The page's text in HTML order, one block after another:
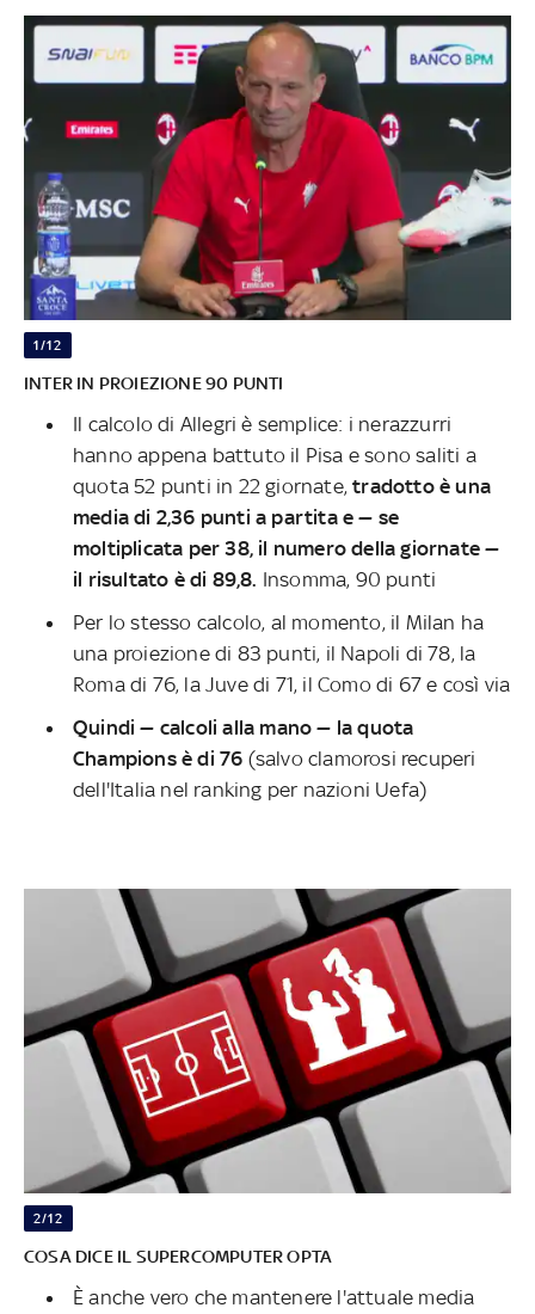
1/12
INTER IN PROIEZIONE 90 PUNTI
Il calcolo di Allegri è semplice: i nerazzurri
hanno appena battuto il Pisa e sono saliti a
quota 52 punti in 22 giornate, tradotto è una
media di 2,36 punti a partita e — se
moltiplicata per 38, il numero della giornate —
il risultato è di 89,8. Insomma, 90 punti
Per lo stesso calcolo, al momento, il Milan ha
una proiezione di 83 punti, il Napoli di 78, la
Roma di 76, la Juve di 71, il Como di 67 e così via
Quindi — calcoli alla mano — la quota
Champions è di 76 (salvo clamorosi recuperi
dell'Italia nel ranking per nazioni Uefa)
2/12
COSA DICE IL SUPERCOMPUTER OPTA
È anche vero che mantenere l'attuale media